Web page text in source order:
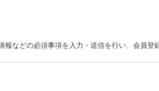
などの必須事項を入力・送信を行い、会員登